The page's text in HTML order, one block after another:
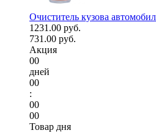
Очиститель кузова
1231.00 руб.
731.00 руб.
Акция
00
дней
00
:
00
00
Товар дня